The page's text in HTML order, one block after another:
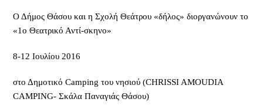
Ο Δήμος Θάσου και η Σχολή Θεάτρου «δήλος» διοργανώνουν το
«1ο Θεατρικό Αντί-σκηνο»
8-12 Ιουλίου 2016
στο Δημοτικό Camping του νησιού (CHRISSI AMOUDIA
CAMPING- Σκάλα Παναγιάς Θάσου)